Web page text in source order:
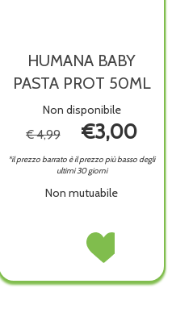
HUMANA BABY
PASTA PROT 50ML
Non disponibile
€ 4,99 €3,00
*il prezzo barrato è il prezzo più basso degli
ultimi 30 giorni
Non mutuabile
HUMANA
PROT
Acquista
BABY
PROT